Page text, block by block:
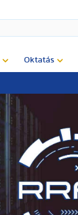
Oktatás